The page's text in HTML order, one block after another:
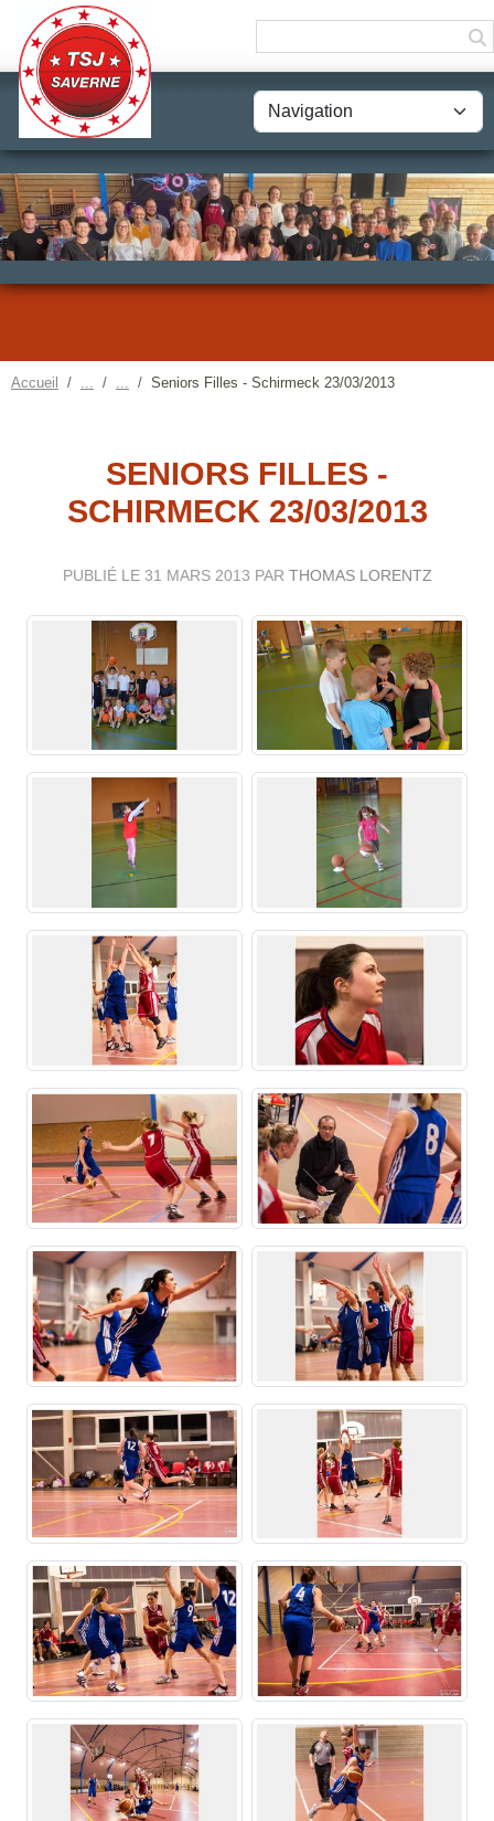
Accueil Seniors Filles - Schirmeck 23/03/2013
SENIORS FILLES -
SCHIRMECK 23/03/2013
PUBLIÉ LE 31 MARS 2013 PAR THOMAS LORENTZ
Panneau de gestion des cookies